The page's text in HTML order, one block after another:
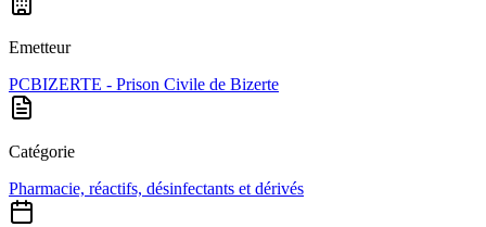
Emetteur
PCBIZERTE - Prison Civile de Bizerte
Catégorie
Pharmacie, réactifs, désinfectants et dérivés